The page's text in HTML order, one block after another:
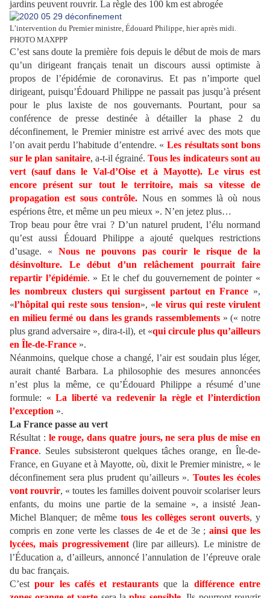
jardins peuvent rouvrir. La règle des 100 km est abrogée
L’intervention du Premier ministre, Édouard Philippe, hier après midi.
PHOTO MAXPPP
C’est sans doute la première fois depuis le début de mois de mars
qu’un dirigeant français tenait un discours aussi optimiste à
propos de l’épidémie de coronavirus. Et pas n’importe quel
dirigeant, puisqu’Édouard Philippe ne passait pas jusqu’à présent
pour le plus laxiste de nos gouvernants. Pourtant, pour sa
conférence de presse destinée à détailler la phase 2 du
déconfinement, le Premier ministre est arrivé avec des mots que
l’on avait perdu l’habitude d’entendre. « Les résultats sont bons
sur le plan sanitaire, a-t-il égrainé.Tous les indicateurs sont au
vert (sauf dans le Val-d’Oise et à Mayotte). Le virus est
encore présent sur tout le territoire, mais sa vitesse de
propagation est sous contrôle. Nous en sommes là où nous
espérions être, et même un peu mieux ». N’en jetez plus…
Trop beau pour être vrai ? D’un naturel prudent, l’élu normand
qu’est aussi Édouard Philippe a ajouté quelques restrictions
d’usage. «Nous ne pouvons pas courir le risque de la
désinvolture.
Le début d’un relâchement pourrait faire
repartir l’épidémie. » Et le chef du gouvernement de pointer «
les nombreux clusters qui surgissent partout en France »,
«l’hôpital qui reste sous tension», «le virus qui reste virulent
en milieu fermé ou dans les grands rassemblements » (« notre
plus grand adversaire », dira-t-il), et «qui circule plus qu’ailleurs
en Île-de-France ».
Néanmoins, quelque chose a changé, l’air est soudain plus léger,
aurait chanté Barbara. La philosophie des mesures annoncées
n’est plus la même, ce qu’Édouard Philippe a résumé d’une
formule: «La liberté va redevenir la règle et l’interdiction
l’exception ».
La France passe au vert
Résultat : le rouge, dans quatre jours, ne sera plus de mise en
France. Seules subsisteront quelques tâches orange, en Île-de-
France, en Guyane et à Mayotte, où, dixit le Premier ministre, « le
déconfinement sera plus prudent qu’ailleurs ». Toutes les écoles
vont rouvrir, « toutes les familles doivent pouvoir scolariser leurs
enfants, du moins une partie de la semaine », a insisté Jean-
Michel Blanquer; de mêmetous les collèges seront ouverts, y
compris en zone verte les classes de 4e et de 3e ; ainsi que les
lycées, mais progressivement(lire par ailleurs). Le ministre de
l’Éducation a, d’ailleurs, annoncé l’annulation de l’épreuve orale
du bac français.
C’estpour les cafés et restaurants que la différence entre